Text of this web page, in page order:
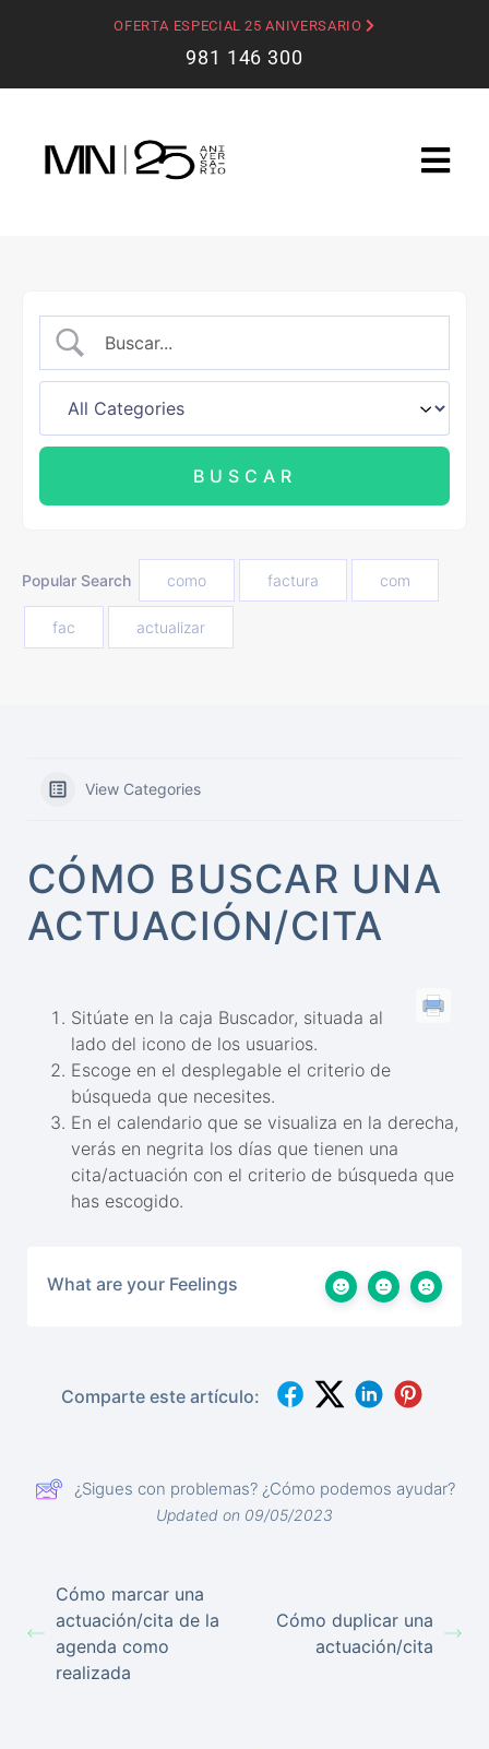
OFERTA ESPECIAL 25 ANIVERSARIO
981 146 300
Popular Search como factura com
fac actualizar
View Categories
CÓMO BUSCAR UNA
ACTUACIÓN/CITA
Sitúate en la caja Buscador, situada al
lado del icono de los usuarios.
Escoge en el desplegable el criterio de
búsqueda que necesites.
En el calendario que se visualiza en la derecha,
verás en negrita los días que tienen una
cita/actuación con el criterio de búsqueda que
has escogido.
What are your Feelings
Comparte este artículo:
¿Sigues con problemas? ¿Cómo podemos ayudar?
Updated on 09/05/2023
Cómo marcar una
actuación/cita de la
agenda como
realizada
Cómo duplicar una
actuación/cita